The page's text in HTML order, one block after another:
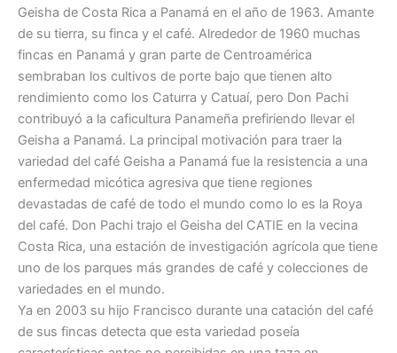
Geisha de Costa Rica a Panamá en el año de 1963. Amante
de su tierra, su finca y el café. Alrededor de 1960 muchas
fincas en Panamá y gran parte de Centroamérica
sembraban los cultivos de porte bajo que tienen alto
rendimiento como los Caturra y Catuaí, pero Don Pachi
contribuyó a la caficultura Panameña prefiriendo llevar el
Geisha a Panamá. La principal motivación para traer la
variedad del café Geisha a Panamá fue la resistencia a una
enfermedad micótica agresiva que tiene regiones
devastadas de café de todo el mundo como lo es la Roya
del café. Don Pachi trajo el Geisha del CATIE en la vecina
Costa Rica, una estación de investigación agrícola que tiene
uno de los parques más grandes de café y colecciones de
variedades en el mundo.
Ya en 2003 su hijo Francisco durante una catación del café
de sus fincas detecta que esta variedad poseía